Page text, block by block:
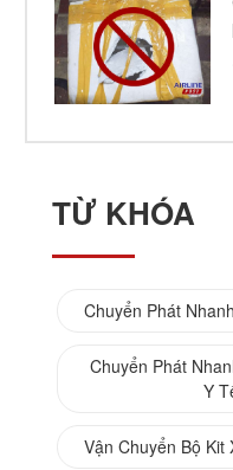
TỪ KHÓA
Chuyển Phát
Chuyển Phát
Y
Vận Chuyển Bộ Kit